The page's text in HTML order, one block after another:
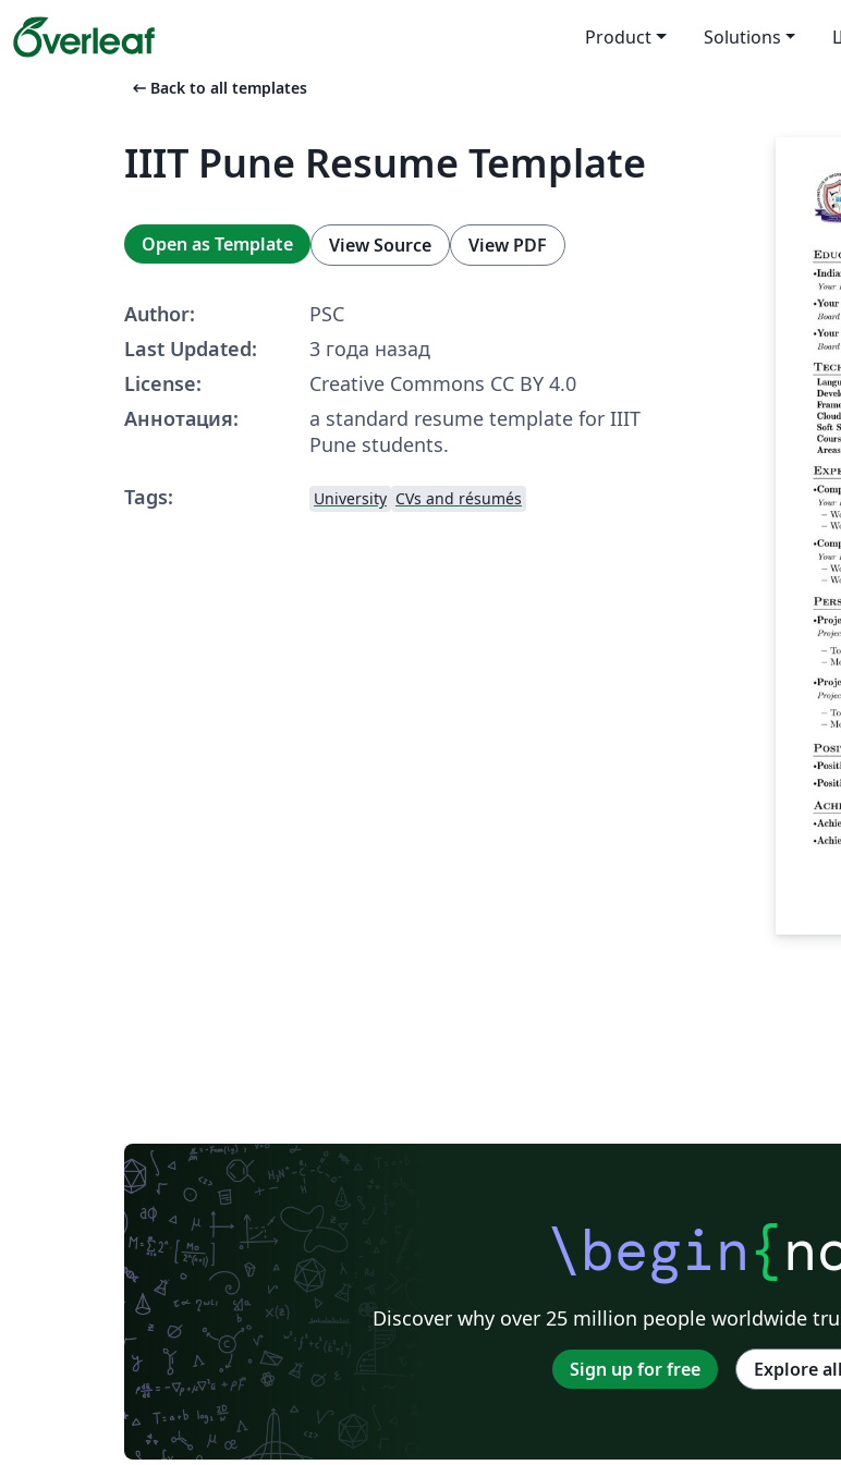
Product Solutions
arrow_left_alt Back to all templates
IIIT Pune Resume Template
Open as Template View Source View PDF
Author:
PSC
Last Updated:
3 года назад
License:
Creative Commons CC BY 4.0
Аннотация:
a standard resume template for IIIT
Pune students.
Tags:
University CVs and résumés
\begin{
Discover why over 25 million people worldwide
Sign up for free Explore